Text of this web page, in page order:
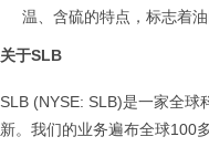
温、含硫的特点，标志着
关于SLB
SLB (NYSE: SLB)是一家全球
新。我们的业务遍布全球100